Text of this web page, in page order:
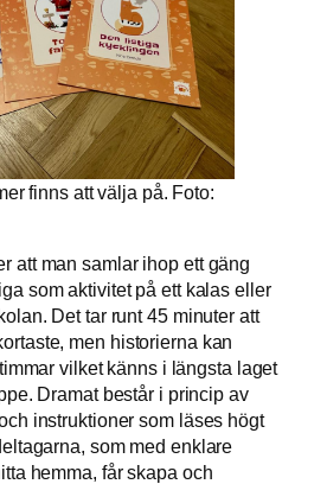
finns att välja på. Foto:
att man samlar ihop ett gäng
som aktivitet på ett kalas eller
Det tar runt 45 minuter att
men historierna kan
vilket känns i längsta laget
Dramat består i princip av
instruktioner som läses högt
som med enklare
hemma, får skapa och